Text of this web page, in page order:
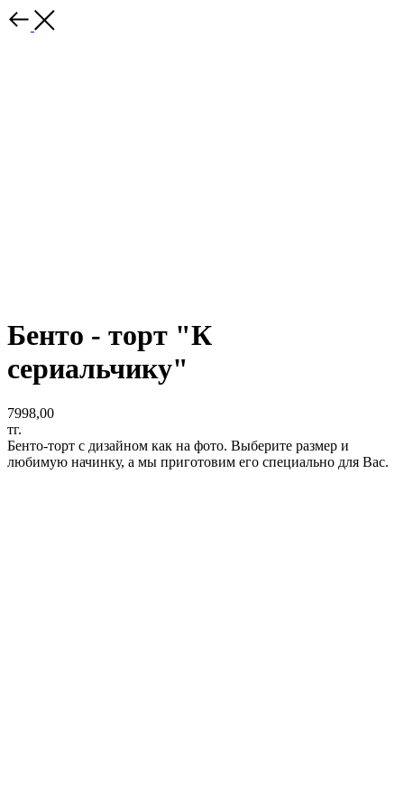
Бенто - торт "К
сериальчику"
7998,00
тг.
Бенто-торт с дизайном как на фото. Выберите размер и
любимую начинку, а мы приготовим его специально для Вас.